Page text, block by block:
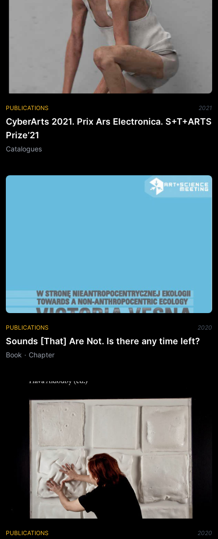
PUBLICATIONS 2021
CyberArts 2021. Prix Ars Electronica. S+T+ARTS
Prize’21
Catalogues
PUBLICATIONS 2020
Sounds [That] Are Not. Is there any time left?
Book · Chapter
PUBLICATIONS 2020